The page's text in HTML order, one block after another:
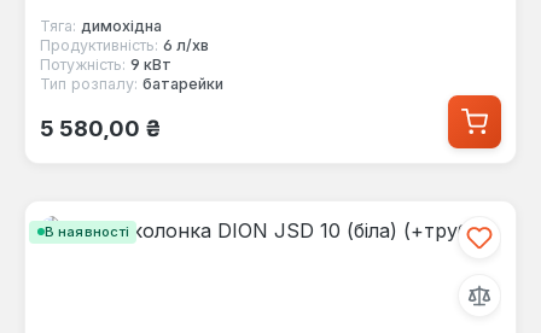
Тяга: димохідна
Продуктивність: 6 л/хв
Потужність: 9 кВт
Тип розпалу: батарейки
Звичайна ціна:
5 580,00 ₴
В наявності